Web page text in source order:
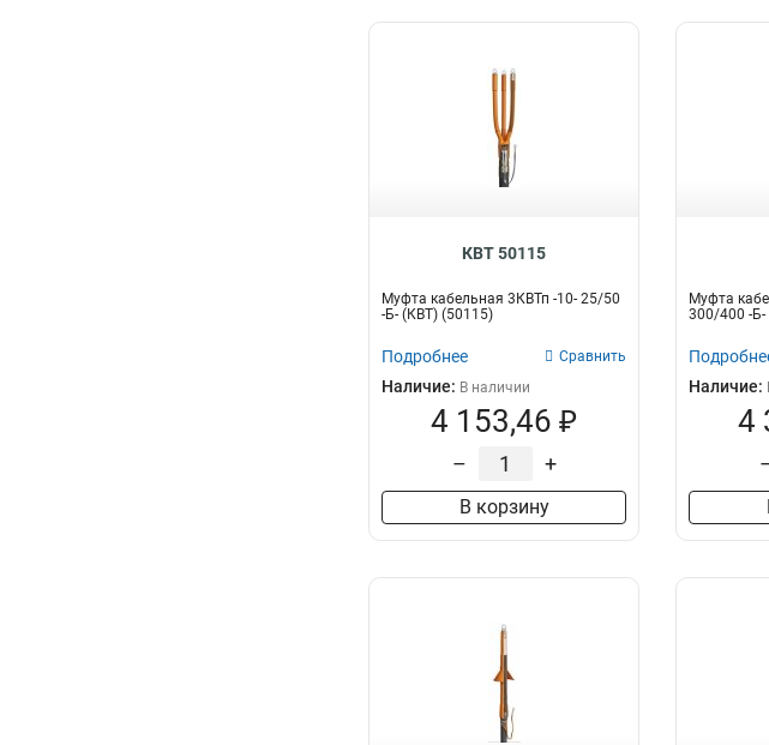
КВТ 50115
Муфта кабельная 3КВТп -10- 25/50
-Б- (КВТ) (50115)
Подробнее Сравнить
Наличие: В наличии
4 153,46 ₽
– +
В корзину
Муфта
300/400 -
Наличие:
4